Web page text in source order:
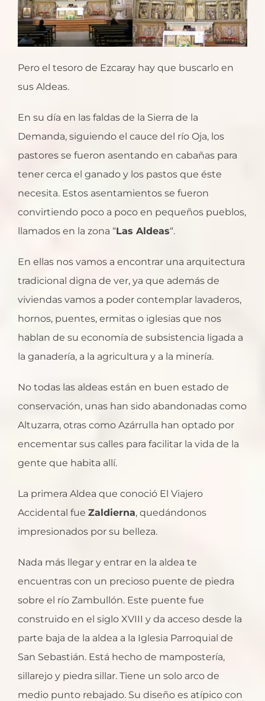
Pero el tesoro de Ezcaray hay que buscarlo en
sus Aldeas.
En su día en las faldas de la Sierra de la
Demanda, siguiendo el cauce del río Oja, los
pastores se fueron asentando en cabañas para
tener cerca el ganado y los pastos que éste
necesita. Estos asentamientos se fueron
convirtiendo poco a poco en pequeños pueblos,
llamados en la zona “Las Aldeas“.
En ellas nos vamos a encontrar una arquitectura
tradicional digna de ver, ya que además de
viviendas vamos a poder contemplar lavaderos,
hornos, puentes, ermitas o iglesias que nos
hablan de su economía de subsistencia ligada a
la ganadería, a la agricultura y a la minería.
No todas las aldeas están en buen estado de
conservación, unas han sido abandonadas como
Altuzarra, otras como Azárrulla han optado por
encementar sus calles para facilitar la vida de la
gente que habita allí.
La primera Aldea que conoció El Viajero
Accidental fue Zaldierna, quedándonos
impresionados por su belleza.
Nada más llegar y entrar en la aldea te
encuentras con un precioso puente de piedra
sobre el río Zambullón. Este puente fue
construido en el siglo XVIII y da acceso desde la
parte baja de la aldea a la Iglesia Parroquial de
San Sebastián. Está hecho de mampostería,
sillarejo y piedra sillar. Tiene un solo arco de
medio punto rebajado. Su diseño es atípico con